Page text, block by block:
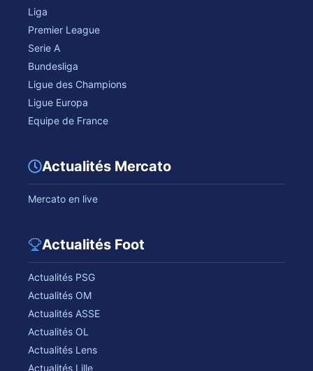
Liga
Premier League
Serie A
Bundesliga
Ligue des Champions
Ligue Europa
Equipe de France
Actualités Mercato
Mercato en live
Actualités Foot
Actualités PSG
Actualités OM
Actualités ASSE
Actualités OL
Actualités Lens
Actualités Lille